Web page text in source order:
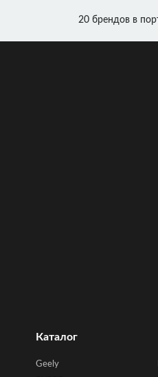
20 брендов в
Каталог
Geely